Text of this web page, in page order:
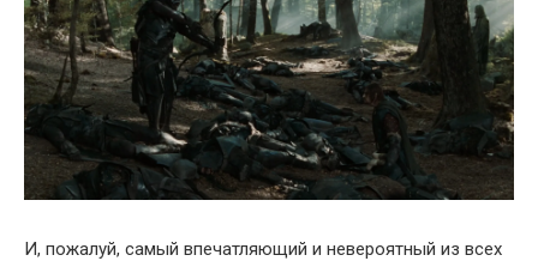
И, пожалуй, самый впечатляющий и невероятный из всех